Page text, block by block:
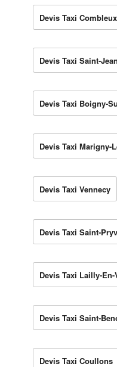
Devis Taxi Combleux
Devis Taxi Saint-
Devis Taxi Boigny-
Devis Taxi Marigny-
Devis Taxi Vennecy
Devis Taxi Saint-
Devis Taxi Lailly-En-
Devis Taxi Saint-
Devis Taxi Coullons